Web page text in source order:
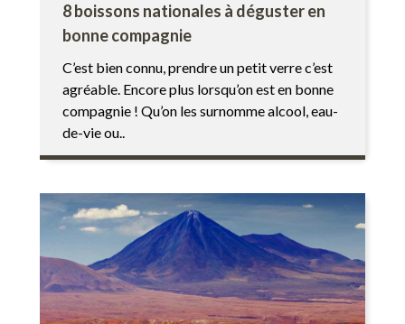
8 boissons nationales à déguster en
bonne compagnie
C’est bien connu, prendre un petit verre c’est
agréable. Encore plus lorsqu’on est en bonne
compagnie ! Qu’on les surnomme alcool, eau-
de-vie ou..